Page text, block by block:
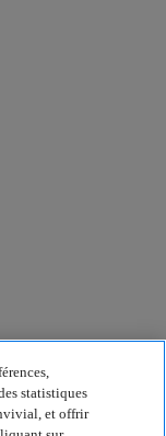
statistiques
et offrir